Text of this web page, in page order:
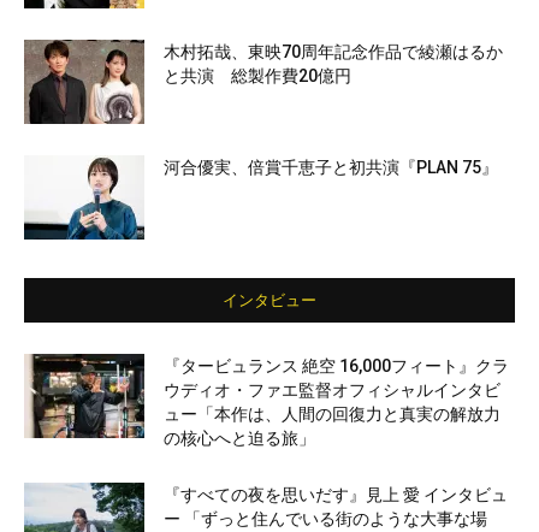
木村拓哉、東映70周年記念作品で綾瀬はるか
と共演 総製作費20億円
河合優実、倍賞千恵子と初共演『PLAN 75』
インタビュー
『タービュランス 絶空 16,000フィート』クラ
ウディオ・ファエ監督オフィシャルインタビ
ュー「本作は、人間の回復力と真実の解放力
の核心へと迫る旅」
『すべての夜を思いだす』見上 愛 インタビュ
ー 「ずっと住んでいる街のような大事な場